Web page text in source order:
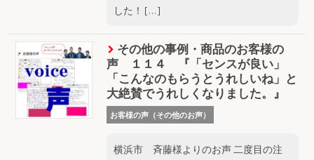
した！ […]
その他の事例・商品のお客様の
声 １１４ 『「センスが良い」
「こんなのもらうとうれしいね」と
大絶賛でうれしくなりました。』
お客様の声（その他のお声）
横浜市 斉藤様よりのお声 二度目の注